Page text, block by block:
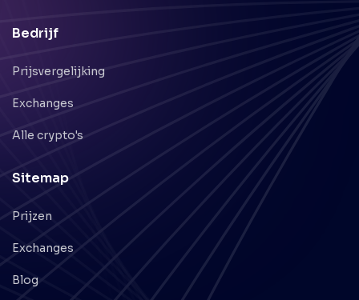
Bedrijf
Prijsvergelijking
Exchanges
Alle crypto's
Sitemap
Prijzen
Exchanges
Blog